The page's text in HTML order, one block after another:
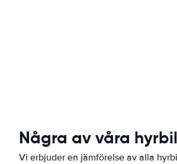
Några av våra
Vi erbjuder en jämförelse av alla